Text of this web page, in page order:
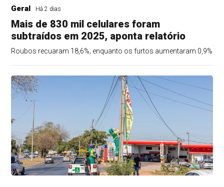
Geral Há 2 dias
Mais de 830 mil celulares foram
subtraídos em 2025, aponta relatório
Roubos recuaram 18,6%; enquanto os furtos aumentaram 0,9%